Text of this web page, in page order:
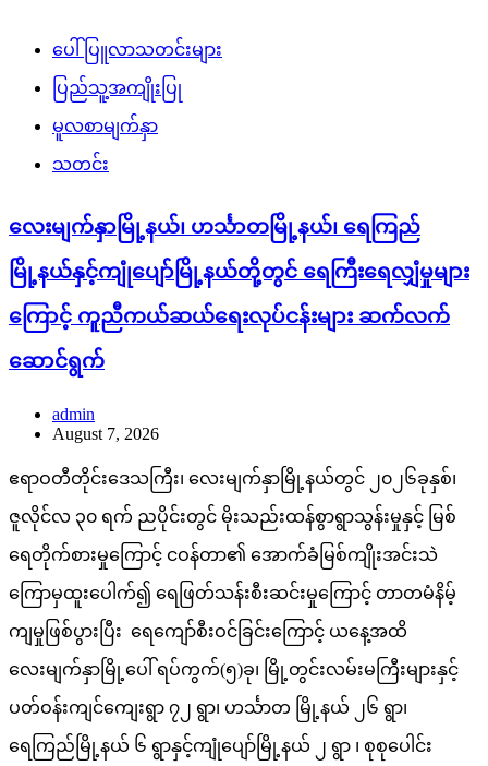
ပေါ်ပြူလာသတင်းများ
ပြည်သူ့အကျိုးပြု
မူလစာမျက်နှာ
သတင်း
လေးမျက်နှာမြို့နယ်၊ ဟင်္သာတမြို့နယ်၊ ရေကြည်
မြို့နယ်နှင့်ကျုံပျော်မြို့နယ်တို့တွင် ရေကြီးရေလျှံမှုများ
ကြောင့် ကူညီကယ်ဆယ်ရေးလုပ်ငန်းများ ဆက်လက်
ဆောင်ရွက်
admin
August 7, 2026
ဧရာဝတီတိုင်းဒေသကြီး၊ လေးမျက်နှာမြို့နယ်တွင် ၂၀၂၆ခုနှစ်၊
ဇူလိုင်လ ၃၀ ရက် ညပိုင်းတွင် မိုးသည်းထန်စွာရွာသွန်းမှုနှင့် မြစ်
ရေတိုက်စားမှုကြောင့် ငဝန်တာ၏ အောက်ခံမြစ်ကျိုးအင်းသဲ
ကြောမှထူးပေါက်၍ ရေဖြတ်သန်းစီးဆင်းမှုကြောင့် တာတမံနိမ့်
ကျမှုဖြစ်ပွားပြီး ရေကျော်စီးဝင်ခြင်းကြောင့် ယနေ့အထိ
လေးမျက်နှာမြို့ပေါ် ရပ်ကွက်(၅)ခု၊ မြို့တွင်းလမ်းမကြီးများနှင့်
ပတ်ဝန်းကျင်ကျေးရွာ ၇၂ ရွာ၊ ဟင်္သာတ မြို့နယ် ၂၆ ရွာ၊
ရေကြည်မြို့နယ် ၆ ရွာနှင့်ကျုံပျော်မြို့နယ် ၂ ရွာ ၊ စုစုပေါင်း